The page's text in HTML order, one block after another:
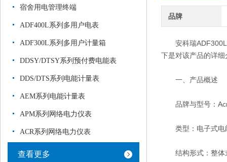
宿舍用电管理终端
ADF400L系列多用户电表
ADF300L系列多用户计量箱
DDSY/DTSY系列预付费电能表
DDS/DTS系列电能计量表
AEM系列电能计量表
APM系列网络电力仪表
ACR系列网络电力仪表
查看更多
品牌
安科瑞ADF300L-
下是对该产品的详细
一、产品概述
品牌与型号：
类型：电子式电
结构形式：整体